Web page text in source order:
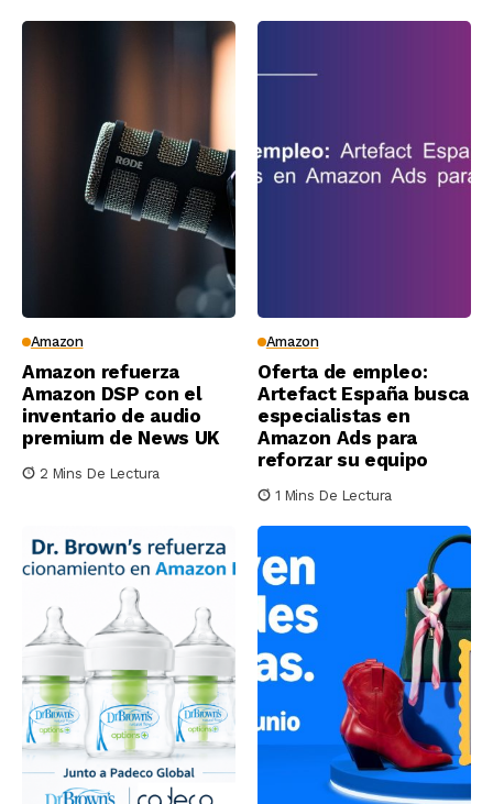
Amazon
Amazon refuerza
Amazon DSP con el
inventario de audio
premium de News UK
2 Mins De Lectura
Amazon
Oferta de empleo:
Artefact España busca
especialistas en
Amazon Ads para
reforzar su equipo
1 Mins De Lectura